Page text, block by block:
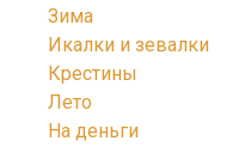
Зима
Икалки и зевалки
Крестины
Лето
На деньги